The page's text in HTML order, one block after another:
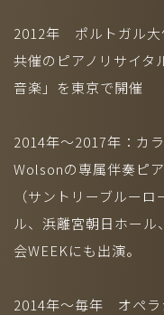
2012年 ポルトガル大
共催のピアノリサイタ
音楽」を東京で開催
2014年～2017年：カ
Wolsonの専属伴奏ピ
（サントリーブルー
ル、浜離宮朝日ホー
会WEEKにも出演。
2014年～毎年 オペラ